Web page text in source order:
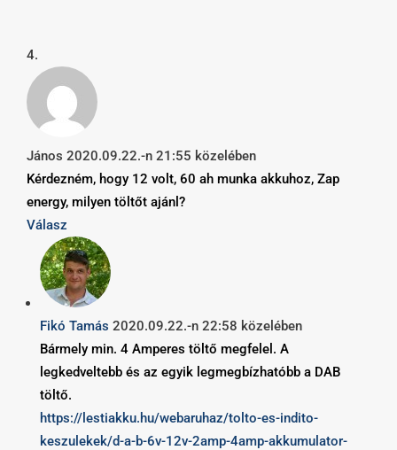
János 2020.09.22.-n 21:55 közelében
Kérdezném, hogy 12 volt, 60 ah munka akkuhoz, Zap
energy, milyen töltőt ajánl?
Válasz
Fikó Tamás 2020.09.22.-n 22:58 közelében
Bármely min. 4 Amperes töltő megfelel. A
legkedveltebb és az egyik legmegbízhatóbb a DAB
töltő.
https://lestiakku.hu/webaruhaz/tolto-es-indito-
keszulekek/d-a-b-6v-12v-2amp-4amp-akkumulator-